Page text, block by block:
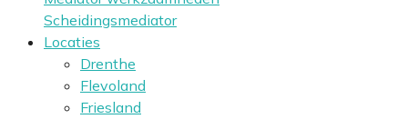
Scheidingsmediator
Locaties
Drenthe
Flevoland
Friesland